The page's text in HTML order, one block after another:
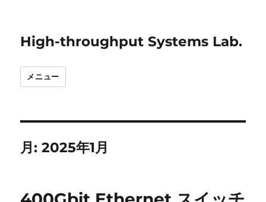
High-throughput Systems Lab.
メニュー
月:2025年1月